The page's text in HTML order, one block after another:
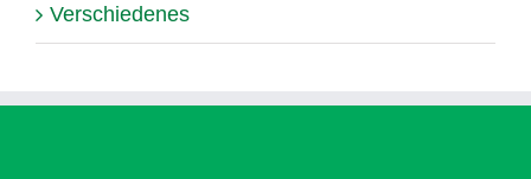
Verschiedenes